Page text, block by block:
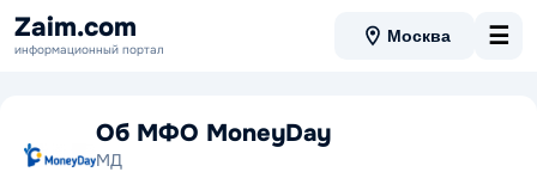
Zaim.com
информационный портал
Москва ☰
Об МФО MoneyDay
МД